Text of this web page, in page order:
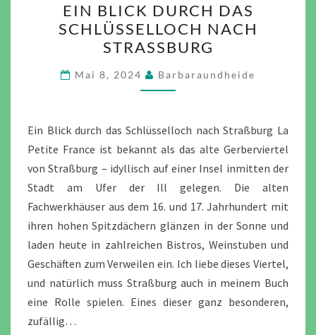
BLICK
DURCH
DAS
SCHLÜSSELLOCH
NACH
EIN BLICK DURCH DAS
SCHLÜSSELLOCH NACH
STRASSBURG
Mai 8, 2024 Barbaraundheide
Ein Blick durch das Schlüsselloch nach Straßburg La
Petite France ist bekannt als das alte Gerberviertel
von Straßburg – idyllisch auf einer Insel inmitten der
Stadt am Ufer der Ill gelegen. Die alten
Fachwerkhäuser aus dem 16. und 17. Jahrhundert mit
ihren hohen Spitzdächern glänzen in der Sonne und
laden heute in zahlreichen Bistros, Weinstuben und
Geschäften zum Verweilen ein. Ich liebe dieses Viertel,
und natürlich muss Straßburg auch in meinem Buch
eine Rolle spielen. Eines dieser ganz besonderen,
zufällig…